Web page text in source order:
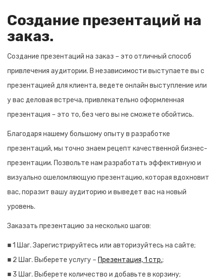
Создание презентаций на
заказ.
Создание презентаций на заказ – это отличный способ
привлечения аудитории. В независимости выступаете вы с
презентацией для клиента, ведете онлайн выступление или
у вас деловая встреча, привлекательно оформленная
презентация – это то, без чего вы не сможете обойтись.
Благодаря нашему большому опыту в разработке
презентаций, мы точно знаем рецепт качественной бизнес-
презентации. Позвольте нам разработать эффективную и
визуально ошеломляющую презентацию, которая вдохновит
вас, поразит вашу аудиторию и выведет вас на новый
уровень.
Заказать презентацию за несколько шагов:
■ 1 Шаг. Зарегистрируйтесь или авторизуйтесь на сайте;
■ 2 Шаг. Выберете услугу – Презентация, 1 стр.;
■ 3 Шаг. Выберете количество и добавьте в корзину;